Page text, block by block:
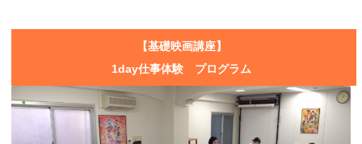
【基礎映画講座】
1day仕事体験 プログラム